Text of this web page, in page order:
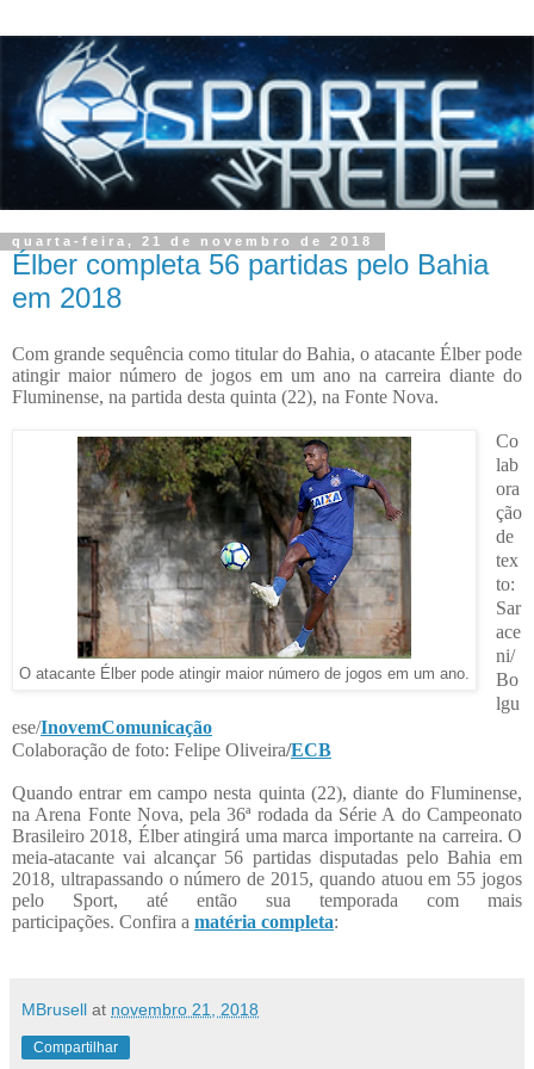
quarta-feira, 21 de novembro de 2018
Élber completa 56 partidas pelo Bahia
em 2018
Com grande sequência como titular do Bahia, o atacante Élber pode
atingir maior número de jogos em um ano na carreira diante do
Fluminense, na partida desta quinta (22), na Fonte Nova.
O atacante Élber pode atingir maior número de jogos em um ano.
Co
lab
ora
ção
de
tex
to:
Sar
ace
ni/
Bo
lgu
ese/InovemComunicação
Colaboração de foto: Felipe Oliveira/ECB
Quando entrar em campo nesta quinta (22), diante do Fluminense,
na Arena Fonte Nova, pela 36ª rodada da Série A do Campeonato
Brasileiro 2018, Élber atingirá uma marca importante na carreira. O
meia-atacante vai alcançar 56 partidas disputadas pelo Bahia em
2018, ultrapassando o número de 2015, quando atuou em 55 jogos
pelo Sport, até então sua temporada com mais
participações. Confira a matéria completa:
MBrusell at novembro 21, 2018
Compartilhar